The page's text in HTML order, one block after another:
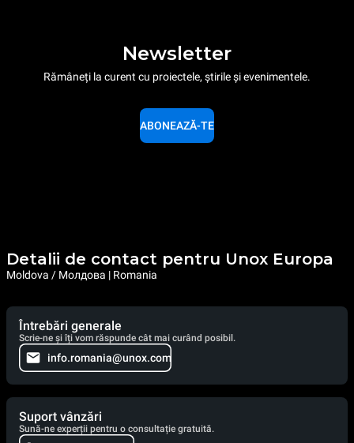
Newsletter
Rămâneți la curent cu proiectele, știrile și evenimentele.
ABONEAZĂ-TE
Detalii de contact pentru Unox Europa
Moldova / Молдова | Romania
Întrebări generale
Scrie-ne și îți vom răspunde cât mai curând posibil.
info.romania@unox.com
Suport vânzări
Sună-ne experții pentru o consultație gratuită.